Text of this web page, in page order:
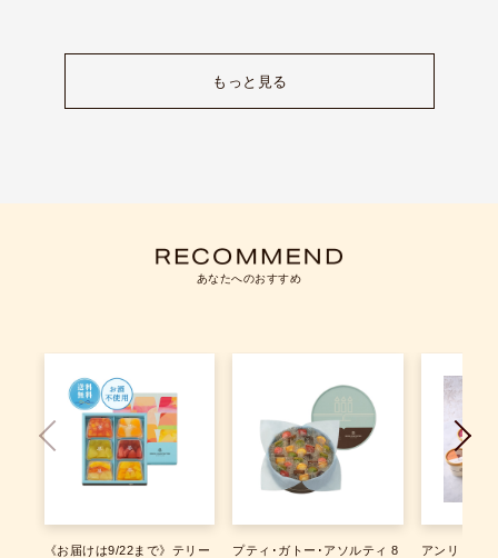
もっと見る
あなたへのおすすめ
《お届けは9/22まで》テリー
プティ･ガトー･アソルティ 8
アンリ・ケ